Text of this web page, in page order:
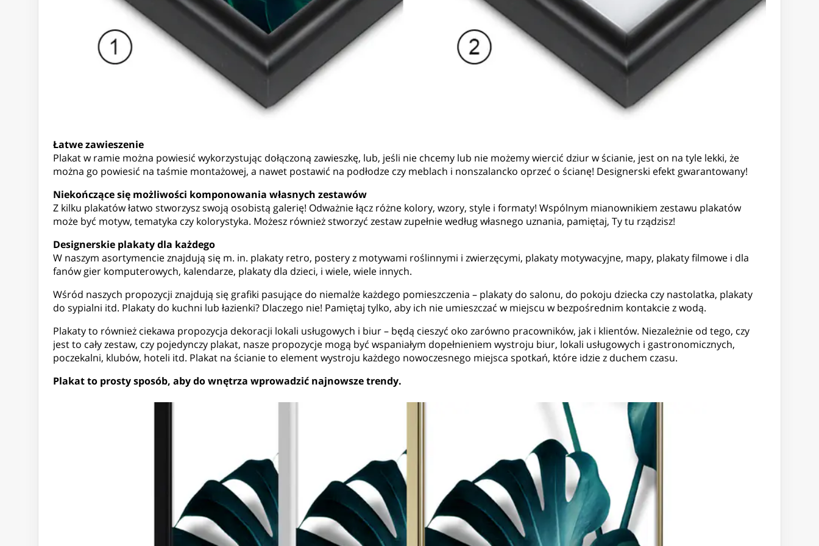
Łatwe zawieszenie
Plakat w ramie można powiesić wykorzystując dołączoną zawieszkę, lub, jeśli nie chcemy lub nie możemy wiercić dziur w ścianie, jest on na tyle lekki, że
można go powiesić na taśmie montażowej, a nawet postawić na podłodze czy meblach i nonszalancko oprzeć o ścianę! Designerski efekt gwarantowany!
Niekończące się możliwości komponowania własnych zestawów
Z kilku plakatów łatwo stworzysz swoją osobistą galerię! Odważnie łącz różne kolory, wzory, style i formaty! Wspólnym mianownikiem zestawu plakatów
może być motyw, tematyka czy kolorystyka. Możesz również stworzyć zestaw zupełnie według własnego uznania, pamiętaj, Ty tu rządzisz!
Designerskie plakaty dla każdego
W naszym asortymencie znajdują się m. in. plakaty retro, postery z motywami roślinnymi i zwierzęcymi, plakaty motywacyjne, mapy, plakaty filmowe i dla
fanów gier komputerowych, kalendarze, plakaty dla dzieci, i wiele, wiele innych.
Wśród naszych propozycji znajdują się grafiki pasujące do niemalże każdego pomieszczenia – plakaty do salonu, do pokoju dziecka czy nastolatka, plakaty
do sypialni itd. Plakaty do kuchni lub łazienki? Dlaczego nie! Pamiętaj tylko, aby ich nie umieszczać w miejscu w bezpośrednim kontakcie z wodą.
Plakaty to również ciekawa propozycja dekoracji lokali usługowych i biur – będą cieszyć oko zarówno pracowników, jak i klientów. Niezależnie od tego, czy
jest to cały zestaw, czy pojedynczy plakat, nasze propozycje mogą być wspaniałym dopełnieniem wystroju biur, lokali usługowych i gastronomicznych,
poczekalni, klubów, hoteli itd. Plakat na ścianie to element wystroju każdego nowoczesnego miejsca spotkań, które idzie z duchem czasu.
Plakat to prosty sposób, aby do wnętrza wprowadzić najnowsze trendy.